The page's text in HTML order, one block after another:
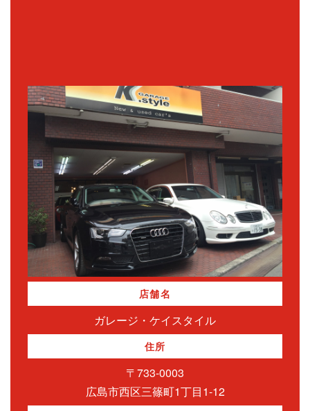
店舗名
ガレージ・ケイスタイル
住所
〒733-0003
広島市西区三篠町1丁目1-12